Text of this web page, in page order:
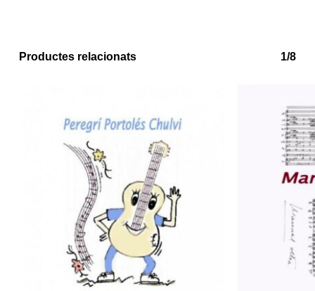
No hi ha productes a la cistella.
Go to shop
Productes relacionats 1/8